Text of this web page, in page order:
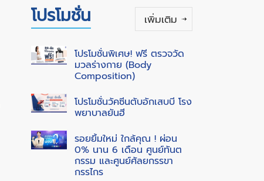
โปรโมชั่น เพิ่มเติม
โปรโมชั่นพิเศษ! ฟรี ตรวจวัด
มวลร่างกาย (Body
Composition)
โปรโมชั่นวัคซีนตับอักเสบบี โรง
พยาบาลยันฮี
รอยยิ้มใหม่ ใกล้คุณ ! ผ่อน
0% นาน 6 เดือน ศูนย์ทันต
กรรม และศูนย์ศัลยกรรขา
กรรไกร